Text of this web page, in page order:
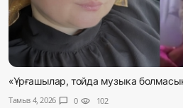
«Ұрғашылар, тойда музыка
Тамыз 4, 2026 chat_bubble 0 visibility 102